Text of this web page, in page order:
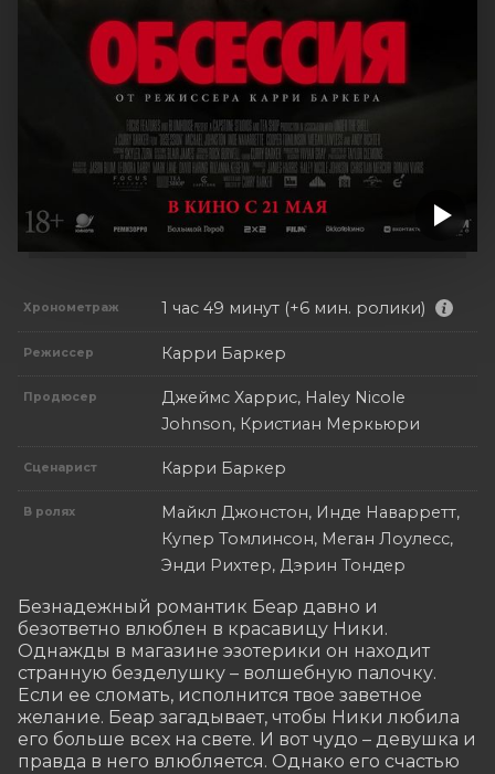
Хронометраж 1 час 49 минут (+6 мин. ролики)
Режиссер Карри Баркер
Продюсер
Джеймс Харрис, Haley Nicole
Johnson, Кристиан Меркьюри
Сценарист Карри Баркер
В ролях
Майкл Джонстон, Инде Наварретт,
Купер Томлинсон, Меган Лоулесс,
Энди Рихтер, Дэрин Тондер
Безнадежный романтик Беар давно и
безответно влюблен в красавицу Ники.
Однажды в магазине эзотерики он находит
странную безделушку – волшебную палочку.
Если ее сломать, исполнится твое заветное
желание. Беар загадывает, чтобы Ники любила
его больше всех на свете. И вот чудо – девушка и
правда в него влюбляется. Однако его счастью